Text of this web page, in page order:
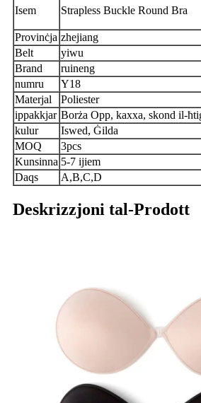
Isem Strapless Buckle Round Bra
Provinċja zhejiang
Belt
yiwu
Brand
ruineng
numru
Y18
Materjal
Poliester
ippakkjar Borża Opp, kaxxa, skond il-
kulur
Iswed, Ġilda
MOQ
3pcs
Kunsinna 5-7 ijiem
Daqs
A,B,C,D
Deskrizzjoni tal-Prodott